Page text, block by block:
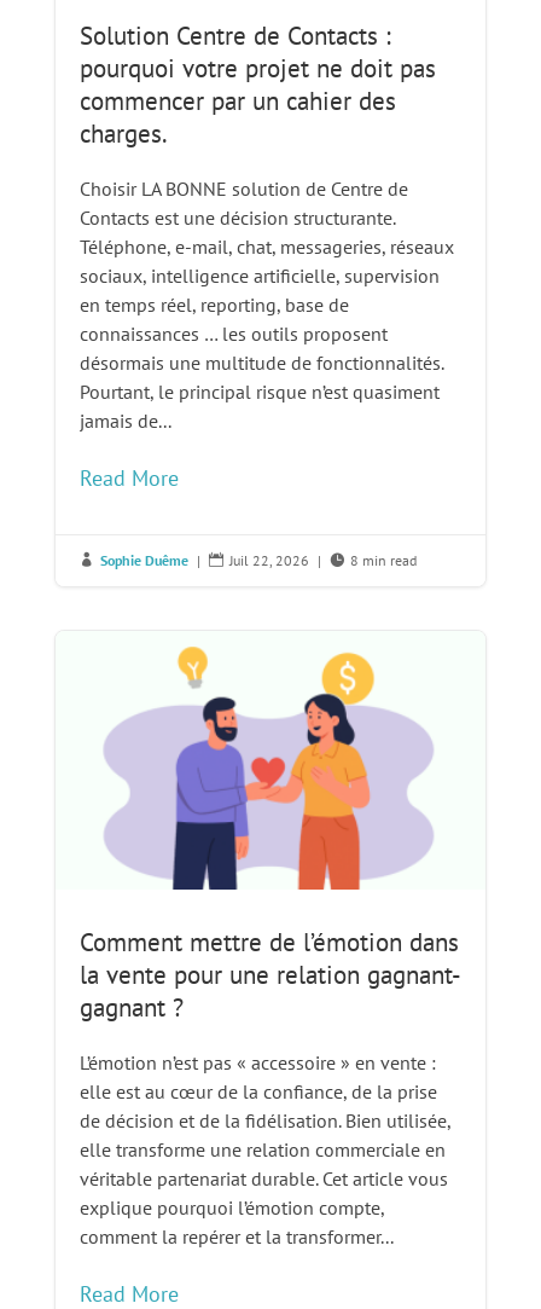
Solution Centre de Contacts :
pourquoi votre projet ne doit pas
commencer par un cahier des
charges.
Choisir LA BONNE solution de Centre de
Contacts est une décision structurante.
Téléphone, e-mail, chat, messageries, réseaux
sociaux, intelligence artificielle, supervision
en temps réel, reporting, base de
connaissances … les outils proposent
désormais une multitude de fonctionnalités.
Pourtant, le principal risque n’est quasiment
jamais de...
Read More
 Sophie Duême |  Juil 22, 2026 |  8 min read
Comment mettre de l’émotion dans
la vente pour une relation gagnant-
gagnant ?
L’émotion n’est pas « accessoire » en vente :
elle est au cœur de la confiance, de la prise
de décision et de la fidélisation. Bien utilisée,
elle transforme une relation commerciale en
véritable partenariat durable. Cet article vous
explique pourquoi l’émotion compte,
comment la repérer et la transformer...
Read More